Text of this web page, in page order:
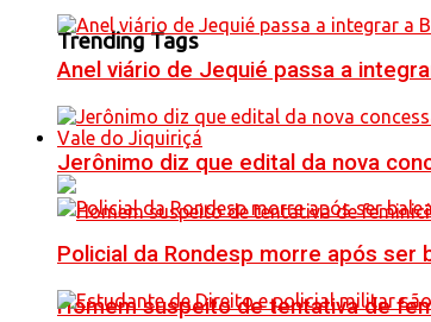
Trending Tags
Vale do Jiquiriçá
Homem suspeito de tentativa de
Anel viário de Jequié passa a
Jerônimo diz que edital da nova
Policial da Rondesp morre após ser